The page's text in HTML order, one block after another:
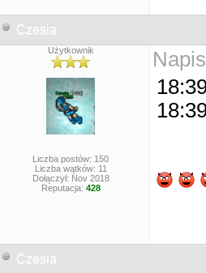
Czesia
Użytkownik
Liczba postów: 150
Liczba wątków: 11
Dołączył: Nov 2018
Reputacja: 428
Czesia